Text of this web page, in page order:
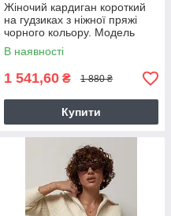
Жіночий кардиган короткий
на гудзиках з ніжної пряжі
чорного кольору. Модель
2463 Trikobakh
В наявності
1 541,60 ₴ 1 880 ₴
Купити